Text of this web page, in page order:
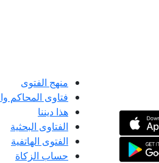
منهج الفتوى
فتاوى المحاكم
هذا ديننا
الفتاوى البحثية
الفتوى الهاتفية
حساب الزكاة